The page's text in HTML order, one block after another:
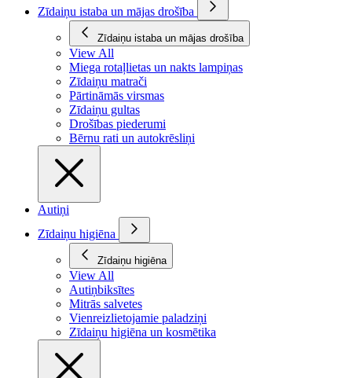
Zīdaiņu istaba un mājas drošība
Zīdaiņu istaba un mājas drošība
View All
Miega rotaļlietas un nakts lampiņas
Zīdaiņu matrači
Pārtināmās virsmas
Zīdaiņu gultas
Drošības piederumi
Bērnu rati un autokrēsliņi
Autiņi
Zīdaiņu higiēna
Zīdaiņu higiēna
View All
Autiņbiksītes
Mitrās salvetes
Vienreizlietojamie paladziņi
Zīdaiņu higiēna un kosmētika